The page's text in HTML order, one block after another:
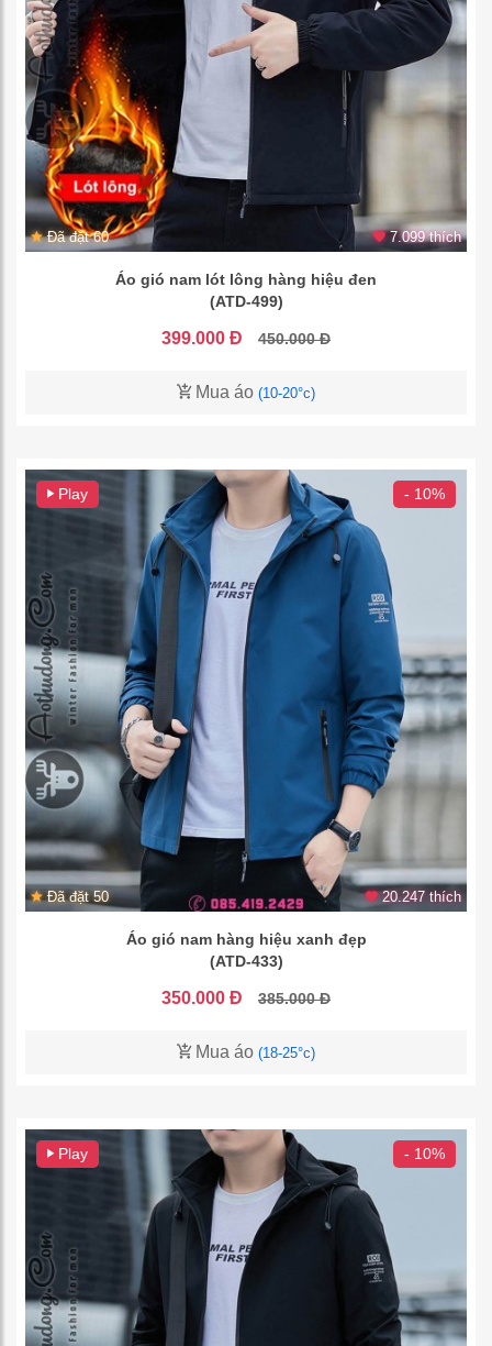
Đã đặt 60 7.099 thích
Áo gió nam lót lông hàng hiệu đen
(ATD-499)
399.000 Đ 450.000 Đ
Mua áo (10-20°c)
- 10%
Play
Đã đặt 50 20.247 thích
Áo gió nam hàng hiệu xanh đẹp
(ATD-433)
350.000 Đ 385.000 Đ
Mua áo (18-25°c)
- 10%
Play